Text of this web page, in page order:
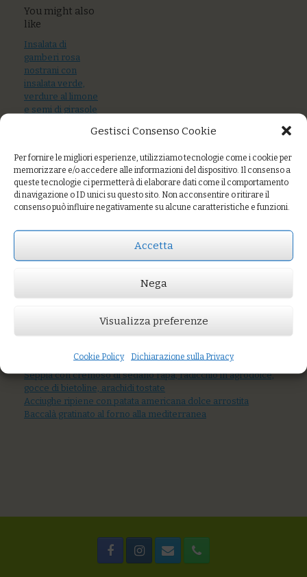
Gestisci Consenso Cookie
Per fornire le migliori esperienze, utilizziamo tecnologie come i cookie per
memorizzare e/o accedere alle informazioni del dispositivo. Il consenso a
queste tecnologie ci permetterà di elaborare dati come il comportamento
di navigazione o ID unici su questo sito. Non acconsentire o ritirare il
consenso può influire negativamente su alcune caratteristiche e funzioni.
Accetta
Nega
Visualizza preferenze
Cookie Policy Dichiarazione sulla Privacy
You might also like
Seppia con cremoso di sedano rapa, radicchio in agrodolce,
gocce di bietoline, arachidi tostate
Acciughe ripiene con patata americana dolce arrostita
Baccalà gratinato al forno alla mediterranea
You might also
like
Insalata di
gamberi rosa
nostrani con
insalata verde,
verdure al limone
e semi di girasole
cartoccio con
olive taggiasche e
capperi
Burger di pesce
spada con crema